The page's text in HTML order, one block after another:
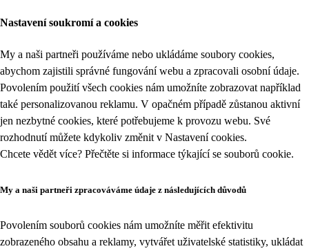
Nastavení soukromí a cookies
My a naši partneři používáme nebo ukládáme soubory cookies,
abychom zajistili správné fungování webu a zpracovali osobní údaje.
Povolením použití všech cookies nám umožníte zobrazovat například
také personalizovanou reklamu. V opačném případě zůstanou aktivní
jen nezbytné cookies, které potřebujeme k provozu webu. Své
rozhodnutí můžete kdykoliv změnit v Nastavení cookies.
Chcete vědět více? Přečtěte si informace týkající se souborů cookie.
My a naši partneři zpracováváme údaje z následujících důvodů
Povolením souborů cookies nám umožníte měřit efektivitu
zobrazeného obsahu a reklamy, vytvářet uživatelské statistiky, ukládat